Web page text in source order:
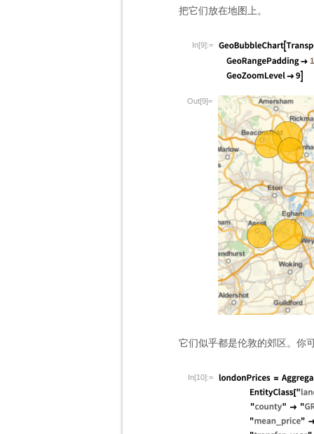
把它们放在地图上。
In[9]:=
Out[9]=
它们似乎都是伦敦的郊区。你
In[10]:=